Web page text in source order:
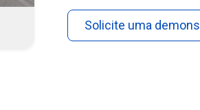
Solicite uma